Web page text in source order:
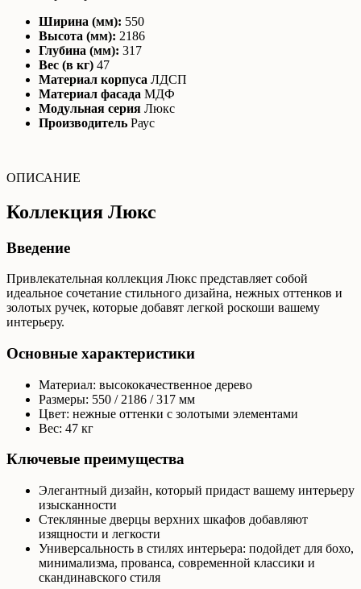
Ширина (мм): 550
Высота (мм): 2186
Глубина (мм): 317
Вес (в кг) 47
Материал корпуса ЛДСП
Материал фасада МДФ
Модульная серия Люкс
Производитель Раус
ОПИСАНИЕ
Коллекция Люкс
Введение
Привлекательная коллекция Люкс представляет собой
идеальное сочетание стильного дизайна, нежных оттенков и
золотых ручек, которые добавят легкой роскоши вашему
интерьеру.
Основные характеристики
Материал: высококачественное дерево
Размеры: 550 / 2186 / 317 мм
Цвет: нежные оттенки с золотыми элементами
Вес: 47 кг
Ключевые преимущества
Элегантный дизайн, который придаст вашему интерьеру
изысканности
Стеклянные дверцы верхних шкафов добавляют
изящности и легкости
Универсальность в стилях интерьера: подойдет для бохо,
минимализма, прованса, современной классики и
скандинавского стиля